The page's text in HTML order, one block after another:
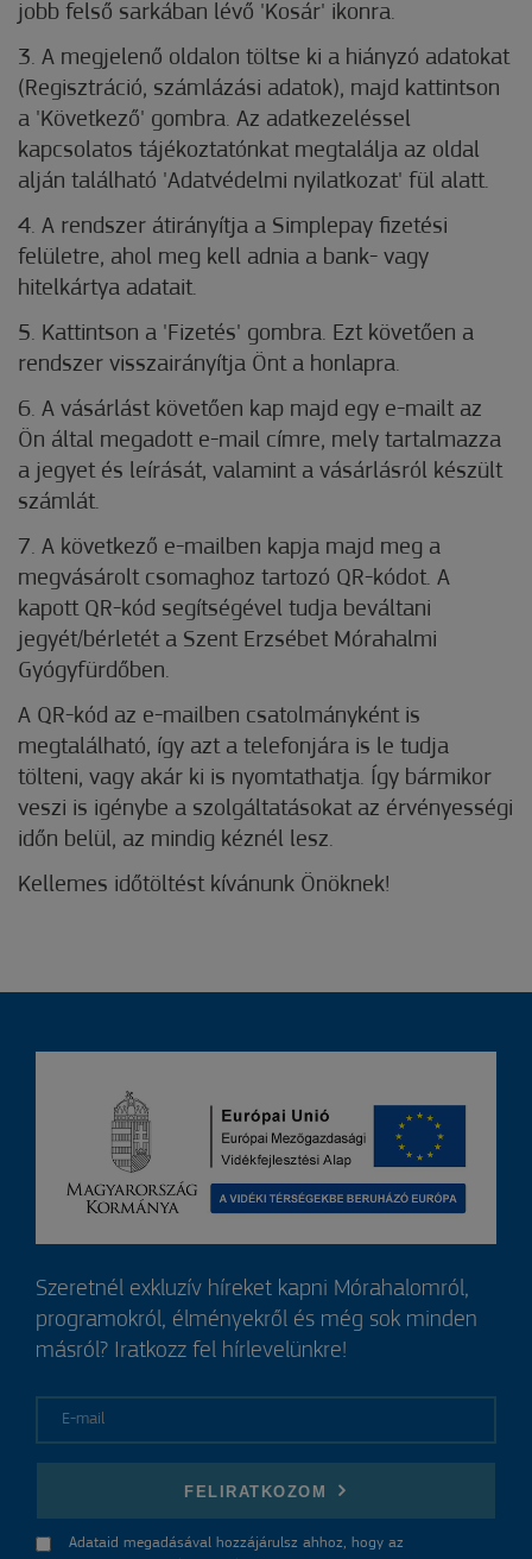
jobb felső sarkában lévő 'Kosár' ikonra.
3. A megjelenő oldalon töltse ki a hiányzó adatokat
(Regisztráció, számlázási adatok), majd kattintson
a 'Következő' gombra. Az adatkezeléssel
kapcsolatos tájékoztatónkat megtalálja az oldal
alján található 'Adatvédelmi nyilatkozat' fül alatt.
4. A rendszer átirányítja a Simplepay fizetési
felületre, ahol meg kell adnia a bank- vagy
hitelkártya adatait.
5. Kattintson a 'Fizetés' gombra. Ezt követően a
rendszer visszairányítja Önt a honlapra.
6. A vásárlást követően kap majd egy e-mailt az
Ön által megadott e-mail címre, mely tartalmazza
a jegyet és leírását, valamint a vásárlásról készült
számlát.
7. A következő e-mailben kapja majd meg a
megvásárolt csomaghoz tartozó QR-kódot. A
kapott QR-kód segítségével tudja beváltani
jegyét/bérletét a Szent Erzsébet Mórahalmi
Gyógyfürdőben.
A QR-kód az e-mailben csatolmányként is
megtalálható, így azt a telefonjára is le tudja
tölteni, vagy akár ki is nyomtathatja. Így bármikor
veszi is igénybe a szolgáltatásokat az érvényességi
időn belül, az mindig kéznél lesz.
Kellemes időtöltést kívánunk Önöknek!
Szeretnél exkluzív híreket kapni Mórahalomról,
programokról, élményekről és még sok minden
másról? Iratkozz fel hírlevelünkre!
FELIRATKOZOM
Adataid megadásával hozzájárulsz ahhoz, hogy az